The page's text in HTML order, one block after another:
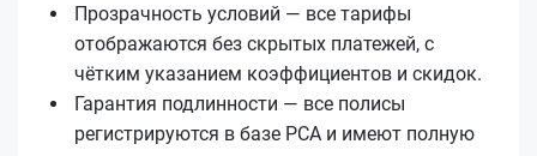
Прозрачность условий — все тарифы
отображаются без скрытых платежей, с
чётким указанием коэффициентов и скидок.
Гарантия подлинности — все полисы
регистрируются в базе РСА и имеют полную